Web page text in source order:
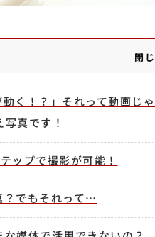
閉
動く！？」それって動画じ
写真です！
ップで撮影が可能！
？でもそれって…